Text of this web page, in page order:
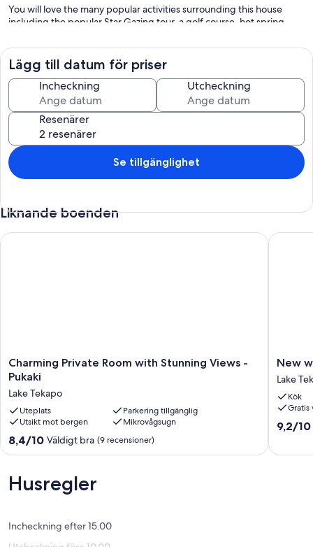
You will love the many popular activities surrounding this house
including the popular Star Gazing tour, a golf course, hot spring
1.5km away.
The house is professionally cleaned and managed to a Hotel like
standard. Freshly-laundered, matching linens and towels are
supplied to ensure guest hygiene. Complimentary tea and coffee,
individually wrapped toiletry including shampoo, bath gel, hand
soap and free Wifi are also provided for your convenience.
With 1 bedrooms, 1 bathrooms, 1 living area, and a modern kitchen.
Lägg till datum för priser
Incheckning Utcheckning
Resenärer
Se tillgänglighet
Liknande boenden
Charming
Private
with
Stunning
Views
-
Pukaki
Tekapo
Charming Private Room with Stunning Views -
Pukaki
Lake Tekapo
Uteplats
Parkering tillgänglig
Utsikt mot bergen
Mikrovågsugn
8.4
av
Väldigt
bra,
8,4/10 Väldigt bra (9 recensioner)
Charming Private Room with Stunning Views - Pukaki
New
warm
quiet
comfy
&
cozy
New
Lake
Kök
9.2
9,2/10
New
Husregler
Incheckning efter 15.00